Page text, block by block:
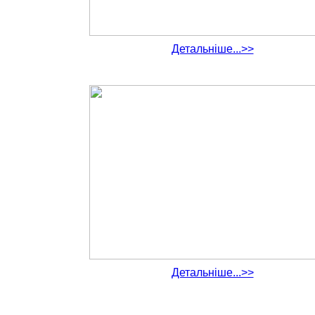
Детальніше...>>
Детальніше...>>